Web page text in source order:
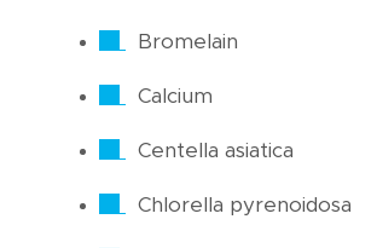
Bromelain
Calcium
Centella asiatica
Chlorella pyrenoidosa